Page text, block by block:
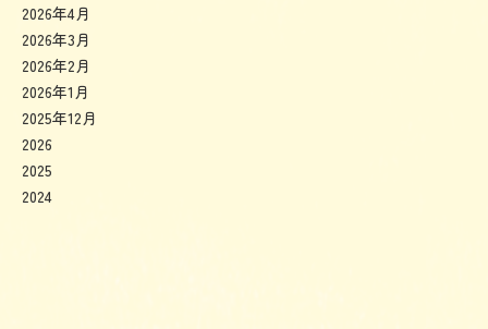
2026年4月
2026年3月
2026年2月
2026年1月
2025年12月
2026
2025
2024